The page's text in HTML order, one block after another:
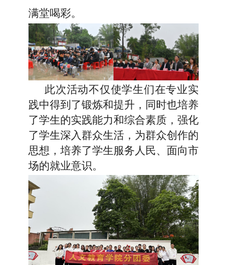
满堂喝彩。
此次活动不仅使学生们在专业实
践中得到了锻炼和提升，同时也培养
了学生的实践能力和综合素质，强化
了学生深入群众生活，为群众创作的
思想 ， 培养了学生服务人民、面向市
场的就业意识。